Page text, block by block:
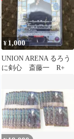
¥ 1,000
UNION ARENA るろう
に剣心 斎藤一 R+